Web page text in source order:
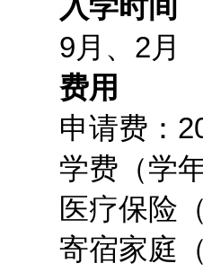
入学时间
9月、2月
费用
申请费：
学费（学年
医疗保险（
寄宿家庭（